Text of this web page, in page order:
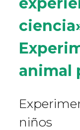
animal
niños